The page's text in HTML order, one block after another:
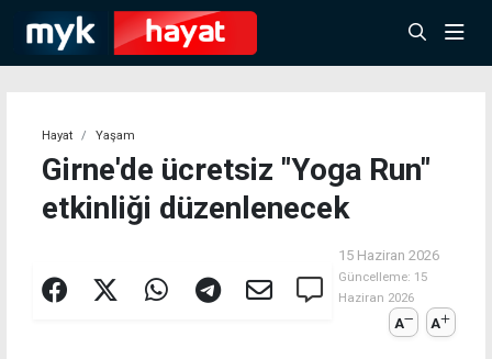
Hayat Yaşam
Girne'de ücretsiz "Yoga Run"
etkinliği düzenlenecek
15 Haziran 2026
Güncelleme: 15
Haziran 2026
A A